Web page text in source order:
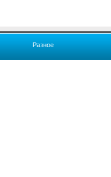
Разное